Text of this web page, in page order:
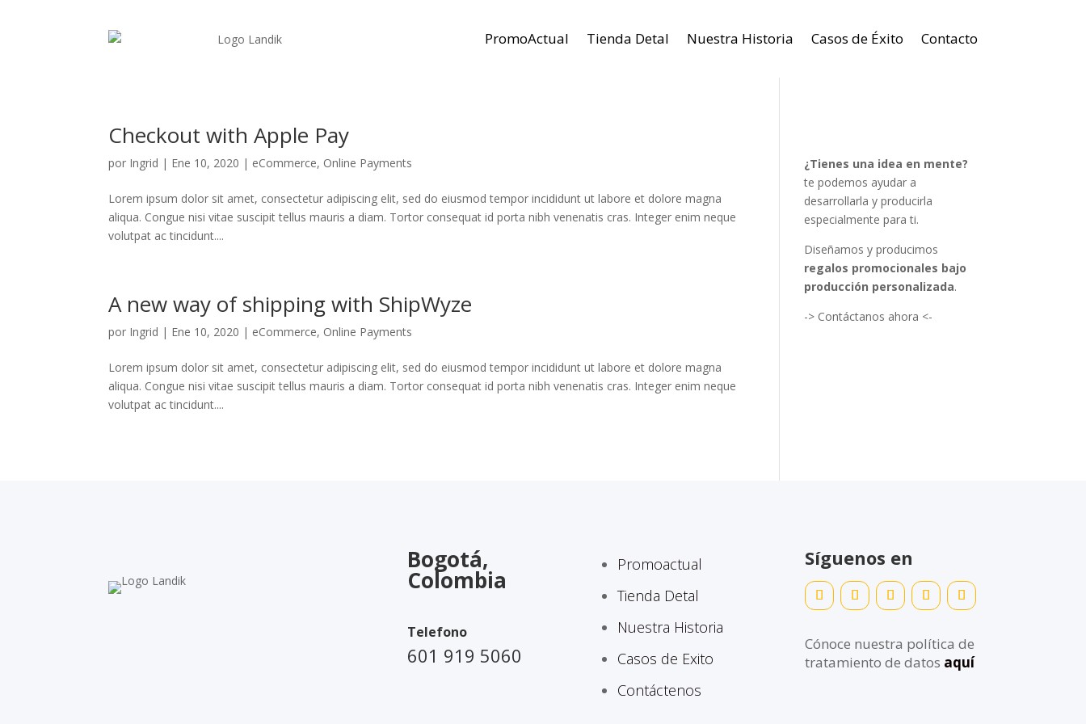
PromoActual Tienda Detal Nuestra Historia Casos de Éxito Contacto
Checkout with Apple Pay
por Ingrid | Ene 10, 2020 | eCommerce, Online Payments
Lorem ipsum dolor sit amet, consectetur adipiscing elit, sed do eiusmod tempor incididunt ut labore et dolore magna
aliqua. Congue nisi vitae suscipit tellus mauris a diam. Tortor consequat id porta nibh venenatis cras. Integer enim neque
volutpat ac tincidunt....
A new way of shipping with ShipWyze
por Ingrid | Ene 10, 2020 | eCommerce, Online Payments
Lorem ipsum dolor sit amet, consectetur adipiscing elit, sed do eiusmod tempor incididunt ut labore et dolore magna
aliqua. Congue nisi vitae suscipit tellus mauris a diam. Tortor consequat id porta nibh venenatis cras. Integer enim neque
volutpat ac tincidunt....
¿Tienes una idea en mente?
te podemos ayudar a
desarrollarla y producirla
especialmente para ti.
Diseñamos y producimos
regalos promocionales bajo
producción personalizada.
-> Contáctanos ahora <-
Bogotá,
Colombia
Telefono
601 919 5060
Promoactual
Tienda Detal
Nuestra Historia
Casos de Exito
Contáctenos
Síguenos en
Cónoce nuestra política de
tratamiento de datos aquí